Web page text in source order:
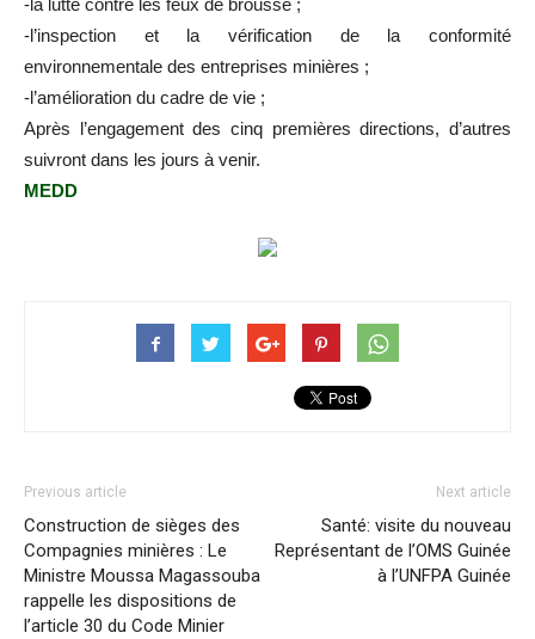
-la lutte contre les feux de brousse ;
-l’inspection et la vérification de la conformité
environnementale des entreprises minières ;
-l’amélioration du cadre de vie ;
Après l’engagement des cinq premières directions, d’autres
suivront dans les jours à venir.
MEDD
Previous article
Construction de sièges des
Compagnies minières : Le
Ministre Moussa Magassouba
rappelle les dispositions de
l’article 30 du Code Minier
Next article
Santé: visite du nouveau
Représentant de l’OMS Guinée
à l’UNFPA Guinée